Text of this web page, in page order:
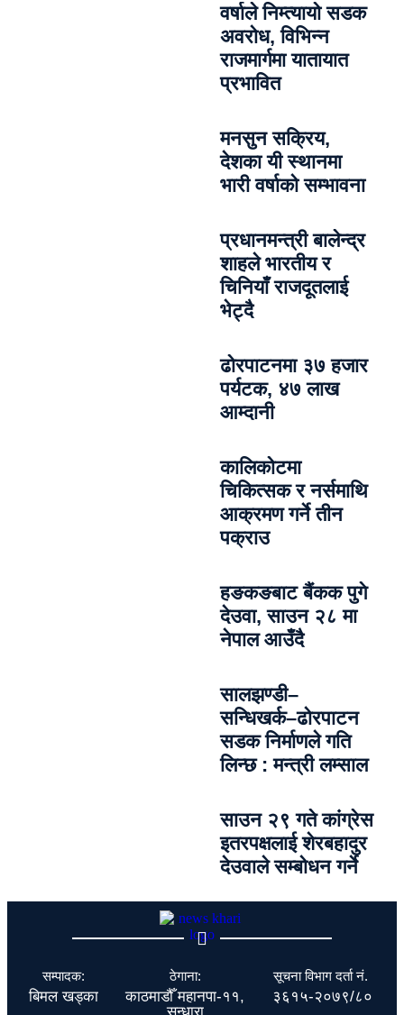
वर्षाले निम्त्यायो सडक
अवरोध, विभिन्न
राजमार्गमा यातायात
प्रभावित
मनसुन सक्रिय,
देशका यी स्थानमा
भारी वर्षाको सम्भावना
प्रधानमन्त्री बालेन्द्र
शाहले भारतीय र
चिनियाँ राजदूतलाई
भेट्दै
ढोरपाटनमा ३७ हजार
पर्यटक, ४७ लाख
आम्दानी
कालिकोटमा
चिकित्सक र नर्समाथि
आक्रमण गर्ने तीन
पक्राउ
हङकङबाट बैंकक पुगे
देउवा, साउन २८ मा
नेपाल आउँदै
सालझण्डी–
सन्धिखर्क–ढोरपाटन
सडक निर्माणले गति
लिन्छ : मन्त्री लम्साल
साउन २९ गते कांग्रेस
इतरपक्षलाई शेरबहादुर
देउवाले सम्बोधन गर्ने
सम्पादक:
बिमल खड्का
ठेगाना:
काठमाडौँ महानपा-११,
सूचना विभाग दर्ता नं.
३६१५-२०७९/८०